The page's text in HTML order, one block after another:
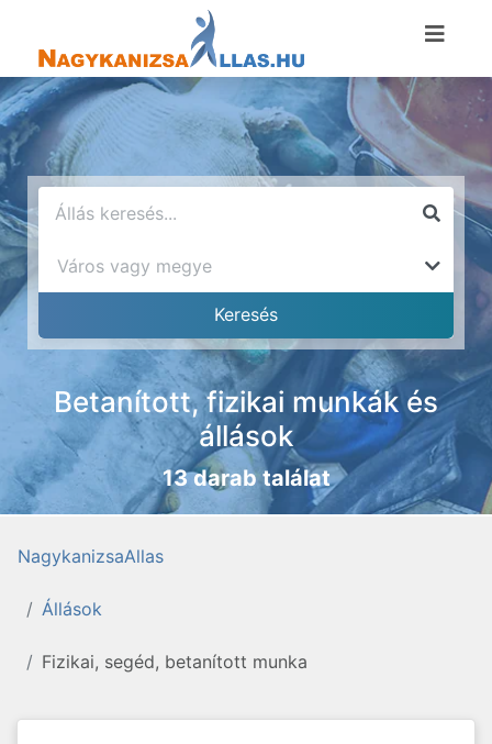
Betanított, fizikai munkák és
állások
13 darab találat
NagykanizsaAllas
Állások
Fizikai, segéd, betanított munka